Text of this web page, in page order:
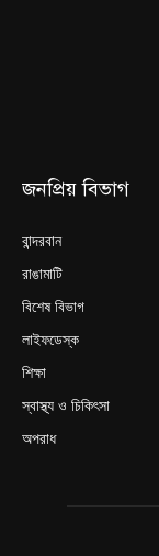
জনপ্রিয় বিভাগ
বান্দরবান
রাঙামাটি
বিশেষ বিভাগ
লাইফডেস্ক
শিক্ষা
স্বাস্থ্য ও চিকিৎসা
অপরাধ